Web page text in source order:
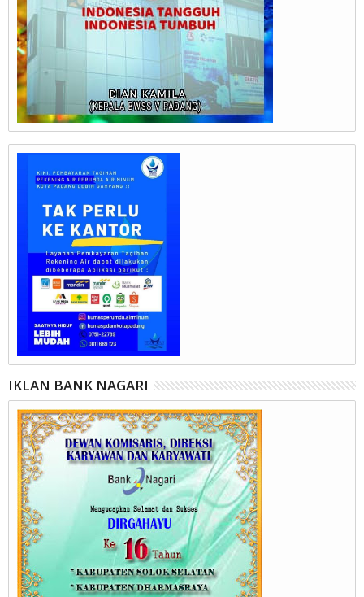
IKLAN BANK NAGARI